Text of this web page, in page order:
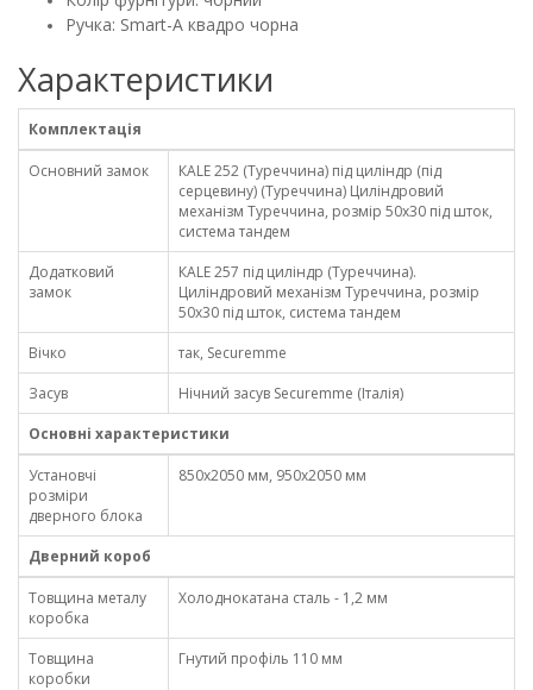
Ручка: Smart-А квадро чорна
Характеристики
Комплектація
Основний замок
КАLЕ 252 (Туреччина) під циліндр (під
серцевину) (Туреччина) Циліндровий
механізм Туреччина, розмір 50х30 під шток,
система тандем
Додатковий
замок
КАLЕ 257 під циліндр (Туреччина).
Циліндровий механізм Туреччина, розмір
50х30 під шток, система тандем
Вічко
так, Securemme
Засув
Нічний засув Securemme (Італія)
Основні характеристики
Установчі
розміри
дверного блока
850х2050 мм, 950х2050 мм
Дверний короб
Товщина металу
коробка
Холоднокатана сталь - 1,2 мм
Товщина
коробки
Гнутий профіль 110 мм